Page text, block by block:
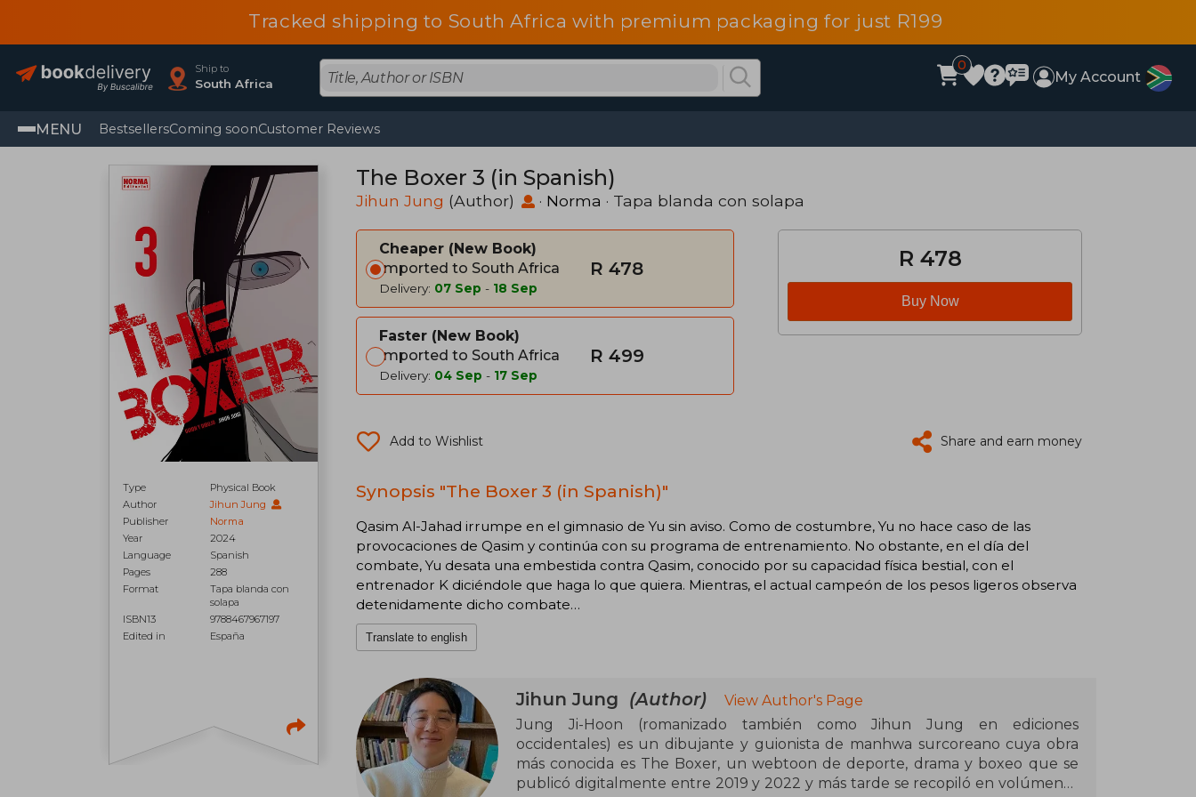
Tracked shipping to South Africa with premium packaging for just R199
Ship to
South Africa
0
My Account
MENU BestsellersComing soonCustomer Reviews
Type
Physical Book
Author
Jihun Jung
Publisher
Norma
Year
2024
Language
Spanish
Pages
288
Format
Tapa blanda con
solapa
ISBN13
9788467967197
Edited in
España
The Boxer 3 (in Spanish)
Jihun Jung (Author) · Norma · Tapa blanda con solapa
Cheaper
New Book
Imported to South Africa
Delivery: 07 Sep - 18 Sep
R 478
Faster
New Book
Imported to South Africa
Delivery: 04 Sep - 17 Sep
R 499
R 478
Buy Now
Add to Wishlist Share and earn money
Synopsis "The Boxer 3 (in Spanish)"
Qasim Al-Jahad irrumpe en el gimnasio de Yu sin aviso. Como de costumbre, Yu no hace caso de las
provocaciones de Qasim y continúa con su programa de entrenamiento. No obstante, en el día del
combate, Yu desata una embestida contra Qasim, conocido por su capacidad física bestial, con el
entrenador K diciéndole que haga lo que quiera. Mientras, el actual campeón de los pesos ligeros observa
detenidamente dicho combate…
Translate to english
Jihun Jung (Author)
View Author's Page
Jung Ji-Hoon (romanizado también como Jihun Jung en ediciones
occidentales) es un dibujante y guionista de manhwa surcoreano cuya obra
más conocida es The Boxer, un webtoon de deporte, drama y boxeo que se
publicó digitalmente entre 2019 y 2022 y más tarde se recopiló en volúmenes